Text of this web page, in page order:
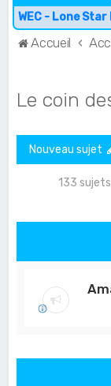
WEC - Lone Star
Accueil
Le coin
Nouveau sujet
133 sujets